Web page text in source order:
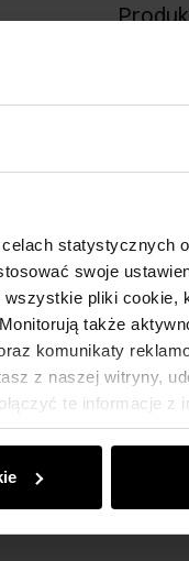
statystycznych
swoje
pliki cookie,
także
komunikaty
z naszej witryny,
te informacje z
Opis
Opinie